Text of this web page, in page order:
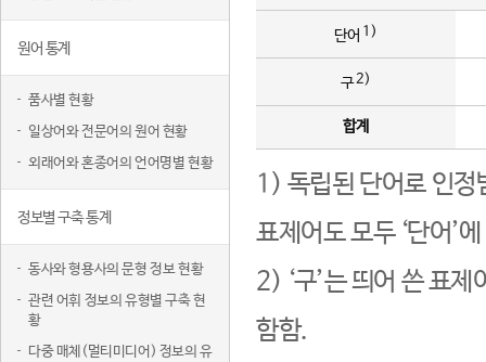
원어 통계
품사별 현황
일상어와 전문어의 원어 현황
외래어와 혼종어의 언어명별 현황
정보별 구축 통계
동사와 형용사의 문형 정보 현황
관련 어휘 정보의 유형별 구축 현
황
다중 매체(멀티미디어) 정보의 유
단어 1)
구2)
합계
1) 독립된 단어로 인정
표제어도 모두 ‘단어’
2) ‘구’는 띄어 쓴 표
함함.